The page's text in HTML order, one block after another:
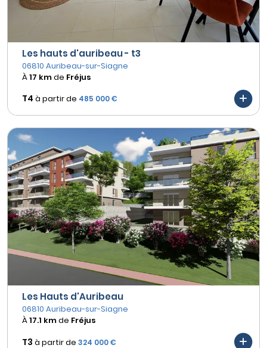
Les hauts d'auribeau - t3
06810 Auribeau-sur-Siagne
À17 kmde Fréjus
T4 à partir de 485 000 €
Les Hauts d'Auribeau
06810 Auribeau-sur-Siagne
À17.1 kmde Fréjus
T3 à partir de 324 000 €